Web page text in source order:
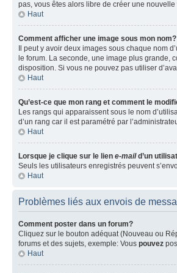
pas, vous êtes alors libre de créer une
Haut
Comment afficher une image sous mon nom?
Il peut y avoir deux images sous chaque nom
le forum. La seconde, une image plus grande,
disposition. Si vous ne pouvez pas utiliser
Haut
Qu’est-ce que mon rang et comment le
Les rangs qui apparaissent sous le nom
d’un rang car il est paramétré par
Haut
Lorsque je clique sur le lien e-maild’un
Seuls les utilisateurs enregistrés peuvent
Haut
Problèmes liés aux envois de
Comment poster dans un forum?
Cliquez sur le bouton adéquat (Nouveau ou
forums et des sujets, exemple: Vous pouvez
Haut